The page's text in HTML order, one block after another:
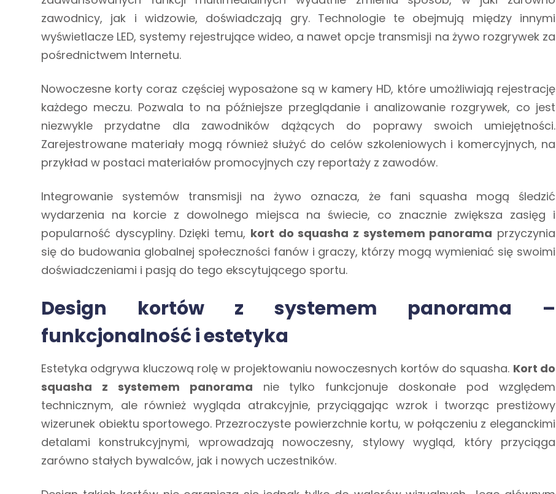
zawodnicy, jak i widzowie, doświadczają gry. Technologie te obejmują między innymi
wyświetlacze LED, systemy rejestrujące wideo, a nawet opcje transmisji na żywo rozgrywek za
pośrednictwem Internetu.
Nowoczesne korty coraz częściej wyposażone są w kamery HD, które umożliwiają rejestrację
każdego meczu. Pozwala to na późniejsze przeglądanie i analizowanie rozgrywek, co jest
niezwykle przydatne dla zawodników dążących do poprawy swoich umiejętności.
Zarejestrowane materiały mogą również służyć do celów szkoleniowych i komercyjnych, na
przykład w postaci materiałów promocyjnych czy reportaży z zawodów.
Integrowanie systemów transmisji na żywo oznacza, że fani squasha mogą śledzić
wydarzenia na korcie z dowolnego miejsca na świecie, co znacznie zwiększa zasięg i
popularność dyscypliny. Dzięki temu, kort do squasha z systemem panorama przyczynia
się do budowania globalnej społeczności fanów i graczy, którzy mogą wymieniać się swoimi
doświadczeniami i pasją do tego ekscytującego sportu.
Design kortów z systemem panorama –
funkcjonalność i estetyka
Estetyka odgrywa kluczową rolę w projektowaniu nowoczesnych kortów do squasha. Kort do
squasha z systemem panorama nie tylko funkcjonuje doskonałe pod względem
technicznym, ale również wygląda atrakcyjnie, przyciągając wzrok i tworząc prestiżowy
wizerunek obiektu sportowego. Przezroczyste powierzchnie kortu, w połączeniu z eleganckimi
detalami konstrukcyjnymi, wprowadzają nowoczesny, stylowy wygląd, który przyciąga
zarówno stałych bywalców, jak i nowych uczestników.